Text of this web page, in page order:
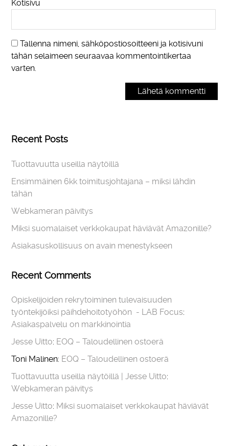
Kotisivu
Tallenna nimeni, sähköpostiosoitteeni ja kotisivuni
tähän selaimeen seuraavaa kommentointikertaa
varten.
Recent Posts
Tuottavuutta useilla näytöillä
Ensimmäinen 6kk toimitusjohtajana – miksi lähdin
tähän
Webkameran päivitys
Miksi suomalaiset verkkokaupat häviävät Amazonille?
Asiakasuskollisuus on avain menestykseen
Recent Comments
Opiskelijoiden rekrytoiminen tulevaisuuden
työntekijöiksi päihdehoitotyöhön - LAB Focus:
Asiakaspalvelu on markkinointia
Jesse Uitto: EOQ – Taloudellinen ostoerä
Toni Malinen: EOQ – Taloudellinen ostoerä
Tuottavuutta useilla näytöillä | Jesse Uitto:
Webkameran päivitys
Jesse Uitto: Miksi suomalaiset verkkokaupat häviävät
Amazonille?